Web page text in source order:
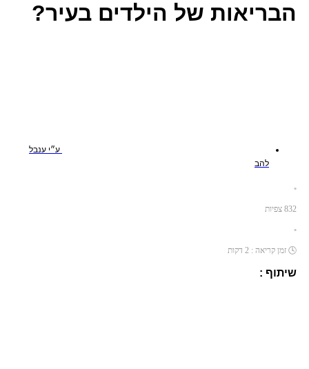
הבריאות של הילדים בעיר?
ע״י ענבל
להב
•
832 צפיות
•
🕓 זמן קריאה : 2 דקות
שיתוף :